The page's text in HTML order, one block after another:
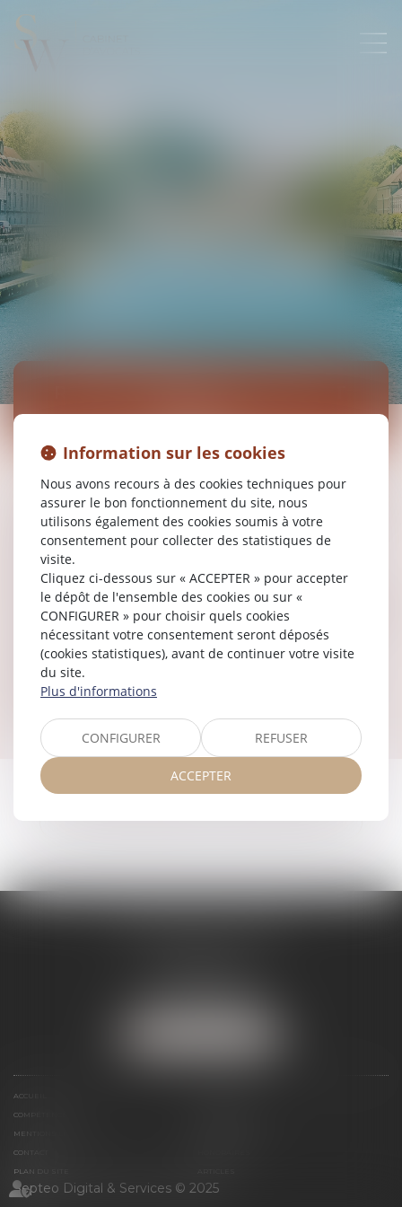
PÉNALE
Représentation ou assistance de victimes de dommages
matériel, moral ou corporel dans le cadre de procédure
pénales ou civiles ;
Rédaction de conclusions de partie civile
Liquidation du préjudice corporel ;
Contentieux relatifs à la responsabilité délictuelle ou quasi
délictuelle, en demande ou en défense ; détermination
du gardien
Action en diffamation au civil ou au pénal
Travail dissimulé (dissimulation d’activité et d’emploi
salarié)
Voir tous les expertises Contacter un expert
ACCUEIL
COMPÉTENCES
MENTIONS LÉGALES
CONTACT
PLAN DU SITE
Septeo Digital & Services © 2025
Information sur les cookies
Nous avons recours à des cookies techniques pour
assurer le bon fonctionnement du site, nous
utilisons également des cookies soumis à votre
consentement pour collecter des statistiques de
visite.
Cliquez ci-dessous sur « ACCEPTER » pour accepter
le dépôt de l'ensemble des cookies ou sur «
CONFIGURER » pour choisir quels cookies
nécessitant votre consentement seront déposés
(cookies statistiques), avant de continuer votre visite
du site.
Plus d'informations
CONFIGURER REFUSER
ACCEPTER